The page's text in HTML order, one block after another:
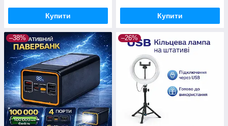
Купити Купити
–38% –26%